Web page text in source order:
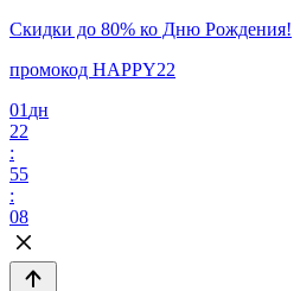
Скидки до 80% ко Дню Рождения!
промокод HAPPY22
01 дн
22
:
55
:
08